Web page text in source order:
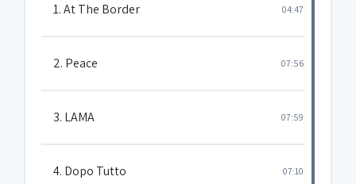
1. At The Border 04:47
2. Peace 07:56
3. LAMA 07:59
4. Dopo Tutto 07:10